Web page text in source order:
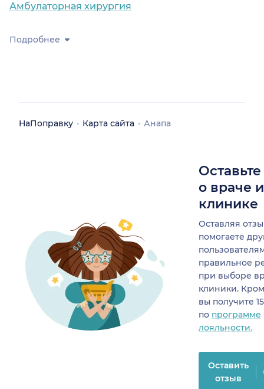
Амбулаторная хирургия
Подробнее
НаПоправку Карта сайта Анапа
о враче
клинике
Оставляя
помогаете
правильное
при выборе
клиники.
вы получите
по программе
лояльности.
Оставить
отзыв